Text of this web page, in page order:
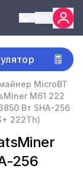
MicroBT
M61 222
Вт SHA-256
222Th)
256